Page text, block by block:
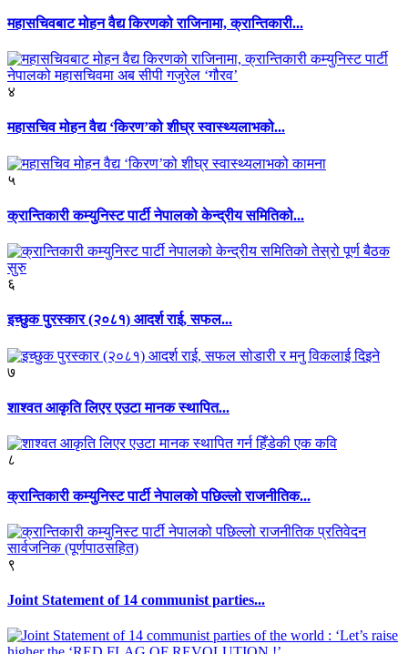
महासचिवबाट मोहन वैद्य किरणको राजिनामा, क्रान्तिकारी...
४
महासचिव मोहन वैद्य ‘किरण’को शीघ्र स्वास्थ्यलाभको...
५
क्रान्तिकारी कम्युनिस्ट पार्टी नेपालको केन्द्रीय समितिको...
६
इच्छुक पुरस्कार (२०८१) आदर्श राई, सफल...
७
शाश्वत आकृति लिएर एउटा मानक स्थापित...
८
क्रान्तिकारी कम्युनिस्ट पार्टी नेपालको पछिल्लो राजनीतिक...
९
Joint Statement of 14 communist parties...